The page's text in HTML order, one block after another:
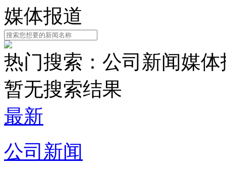
媒体报道
热门搜索： 公司新闻媒体
暂无搜索结果
最新
公司新闻